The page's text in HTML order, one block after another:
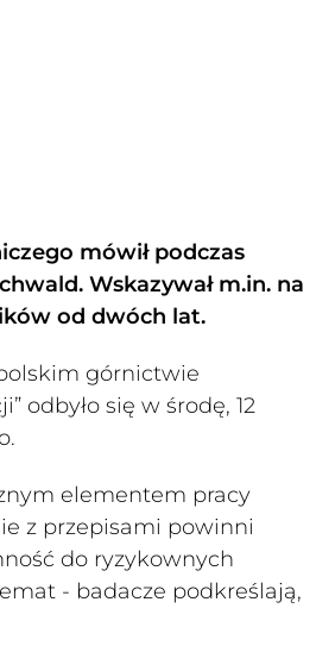
mówił podczas
Wskazywał m.in. na
od dwóch lat.
górnictwie
odbyło się w środę, 12
elementem pracy
z przepisami powinni
do ryzykownych
- badacze podkreślają,